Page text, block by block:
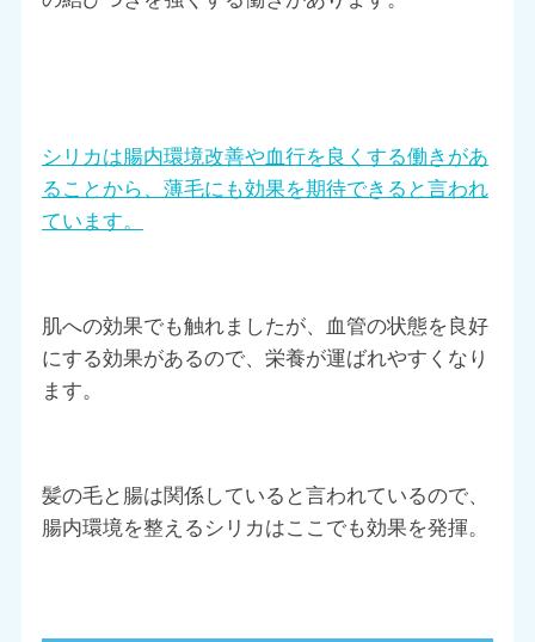
シリカは腸内環境改善や血行を良くする働きがあ
ることから、薄毛にも効果を期待できると言われ
ています。
肌への効果でも触れましたが、血管の状態を良好
にする効果があるので、栄養が運ばれやすくなり
ます。
髪の毛と腸は関係していると言われているので、
腸内環境を整えるシリカはここでも効果を発揮。